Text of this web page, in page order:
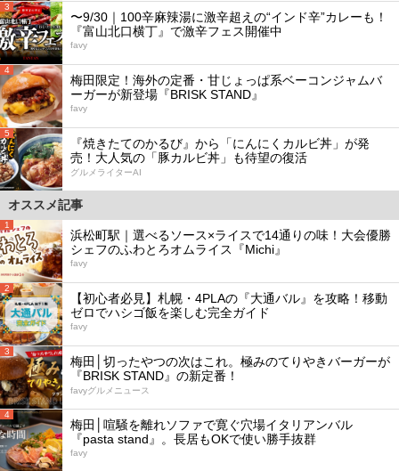
3
〜9/30｜100辛麻辣湯に激辛超えの“インド辛”カレーも！
『富山北口横丁』で激辛フェス開催中
favy
4
梅田限定！海外の定番・甘じょっぱ系ベーコンジャムバ
ーガーが新登場『BRISK STAND』
favy
5
『焼きたてのかるび』から「にんにくカルビ丼」が発
売！大人気の「豚カルビ丼」も待望の復活
グルメライターAI
オススメ記事
1
浜松町駅｜選べるソース×ライスで14通りの味！大会優勝
シェフのふわとろオムライス『Michi』
favy
2
【初心者必見】札幌・4PLAの『大通バル』を攻略！移動
ゼロでハシゴ飯を楽しむ完全ガイド
favy
3
梅田│切ったやつの次はこれ。極みのてりやきバーガーが
『BRISK STAND』の新定番！
favyグルメニュース
4
梅田│喧騒を離れソファで寛ぐ穴場イタリアンバル
『pasta stand』。長居もOKで使い勝手抜群
favy